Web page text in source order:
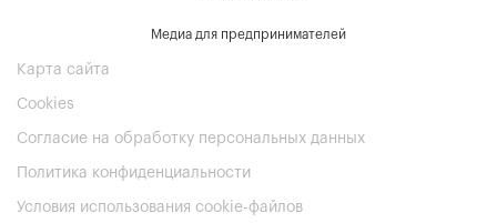
Медиа для предпринимателей
Карта сайта
Cookies
Согласие на обработку персональных данных
Политика конфиденциальности
Условия использования cookie-файлов